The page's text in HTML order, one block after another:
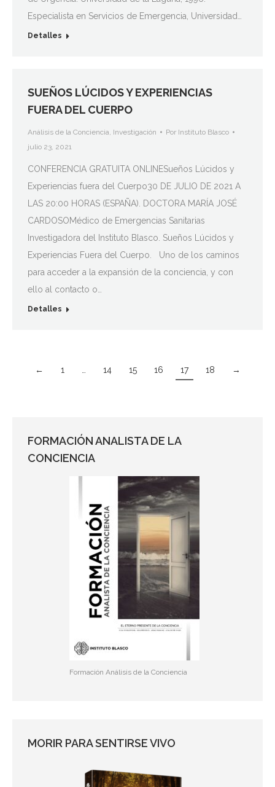
Especialista en Servicios de Emergencia, Universidad…
Detalles
SUEÑOS LÚCIDOS Y EXPERIENCIAS
FUERA DEL CUERPO
Análisis de la Conciencia, Investigación Por Instituto Blasco
julio 23, 2021
CONFERENCIA GRATUITA ONLINESueños Lúcidos y
Experiencias fuera del Cuerpo30 DE JULIO DE 2021 A
LAS 20:00 HORAS (ESPAÑA). DOCTORA MARÍA JOSÉ
CARDOSOMédico de Emergencias Sanitarias
Investigadora del Instituto Blasco. Sueños Lúcidos y
Experiencias Fuera del Cuerpo. Uno de los caminos
para acceder a la expansión de la conciencia, y con
ello al contacto o…
Detalles
← 1 14 15 16 17 18 →
FORMACIÓN ANALISTA DE LA
CONCIENCIA
Formación Análisis de la Conciencia
MORIR PARA SENTIRSE VIVO